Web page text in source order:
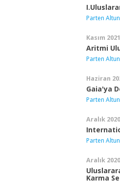
Parten
Kasım 2021
Aritmi
Parten
Haziran
Gaia'ya
Parten
Aralık 2020
Parten
Aralık 2020
Karma